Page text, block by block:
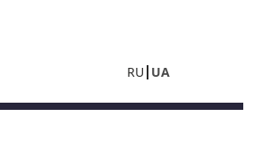
RU UA